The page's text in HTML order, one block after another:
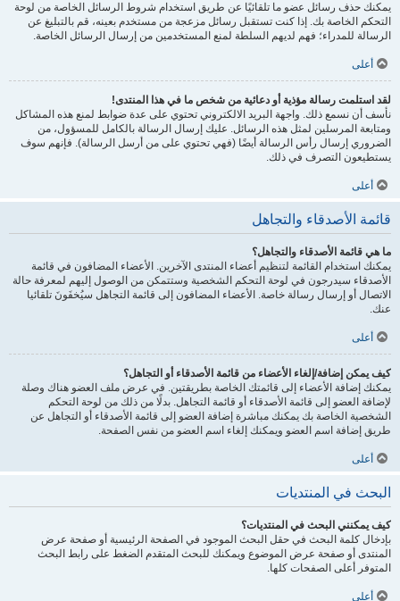
يمكنك حذف رسائل عضو ما تلقائيًا عن طريق استخدام شروط الرسائل الخاصة من لوحة
التحكم الخاصة بك. إذا كنت تستقبل رسائل مزعجة من مستخدم بعينه، قم بالتبليغ عن
الرسالة للمدراء؛ فهم لديهم السلطة لمنع المستخدمين من إرسال الرسائل الخاصة.
أعلى
لقد استلمت رسالة مؤذية أو دعائية من شخص ما في هذا المنتدى!
نأسف أن نسمع ذلك. واجهة البريد الالكتروني تحتوي على عدة ضوابط لمنع هذه المشاكل
ومتابعة المرسلين لمثل هذه الرسائل. عليك إرسال الرسالة بالكامل للمسؤول، من
الضروري إرسال رأس الرسالة أيضًا (فهي تحتوي على من أرسل الرسالة). فإنهم سوف
يستطيعون التصرف في ذلك.
أعلى
قائمة الأصدقاء والتجاهل
ما هي قائمة الأصدقاء والتجاهل؟
يمكنك استخدام القائمة لتنظيم أعضاء المنتدى الآخرين. الأعضاء المضافون في قائمة
الأصدقاء سيدرجون في لوحة التحكم الشخصية وستتمكن من الوصول إليهم لمعرفة حالة
الاتصال أو إرسال رسالة خاصة. الأعضاء المضافون إلى قائمة التجاهل سيُخفَونَ تلقائيا
عنك.
أعلى
كيف يمكن إضافة/إلغاء الأعضاء من قائمة الأصدقاء أو التجاهل؟
يمكنك إضافة الأعضاء إلى قائمتك الخاصة بطريقتين. في عرض ملف العضو هناك وصلة
لإضافة العضو إلى قائمة الأصدقاء أو قائمة التجاهل. بدلًا من ذلك من لوحة التحكم
الشخصية الخاصة بك يمكنك مباشرة إضافة العضو إلى قائمة الأصدقاء أو التجاهل عن
طريق إضافة اسم العضو ويمكنك إلغاء اسم العضو من نفس الصفحة.
أعلى
البحث في المنتديات
كيف يمكنني البحث في المنتديات؟
بإدخال كلمة البحث في حقل البحث الموجود في الصفحة الرئيسية أو صفحة عرض
المنتدى أو صفحة عرض الموضوع ويمكنك للبحث المتقدم الضغط على رابط البحث
المتوفر أعلى الصفحات كلها.
أعلى